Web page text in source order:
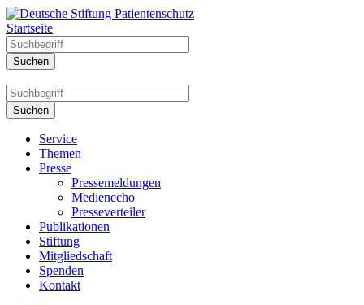
Startseite
Service
Themen
Presse
Pressemeldungen
Medienecho
Presseverteiler
Publikationen
Stiftung
Mitgliedschaft
Spenden
Kontakt